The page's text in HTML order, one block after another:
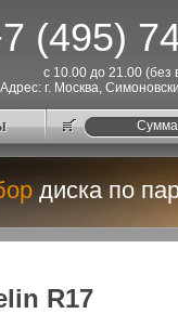
(495)
с 10.00 до 21.00 (без
Адрес: г. Москва,
диска по
R17